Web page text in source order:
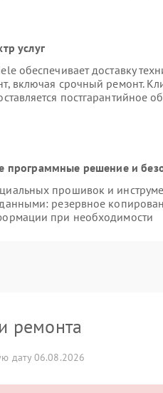
услуг
обеспечивает доставку
включая срочный ремонт.
постгарантийное
программные решение и
прошивок и
резервное
при необходимости
ремонта
дату 06.08.2026